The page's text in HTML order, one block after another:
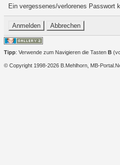
Ein vergessenes/verlorenes Passwort
Tipp: Verwende zum Navigieren die Tasten B
© Copyright 1998-2026 B.Mehlhorn, MB-